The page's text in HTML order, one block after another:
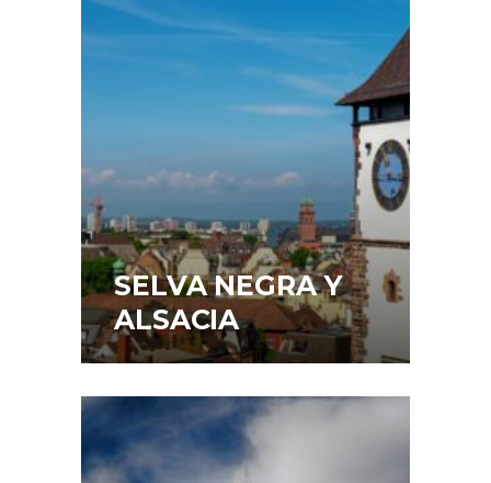
SELVA NEGRA Y
ALSACIA